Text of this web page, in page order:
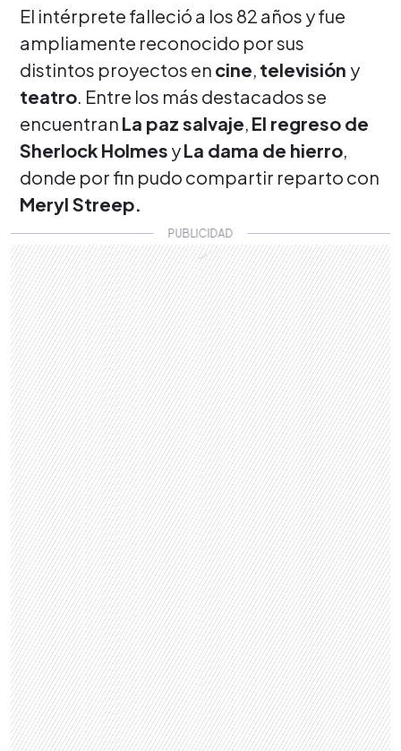
El intérprete falleció a los 82 años y fue
ampliamente reconocido por sus
distintos proyectos en cine, televisión y
teatro. Entre los más destacados se
encuentran La paz salvaje, El regreso de
Sherlock Holmes yLa dama de hierro,
donde por fin pudo compartir reparto con
Meryl Streep.